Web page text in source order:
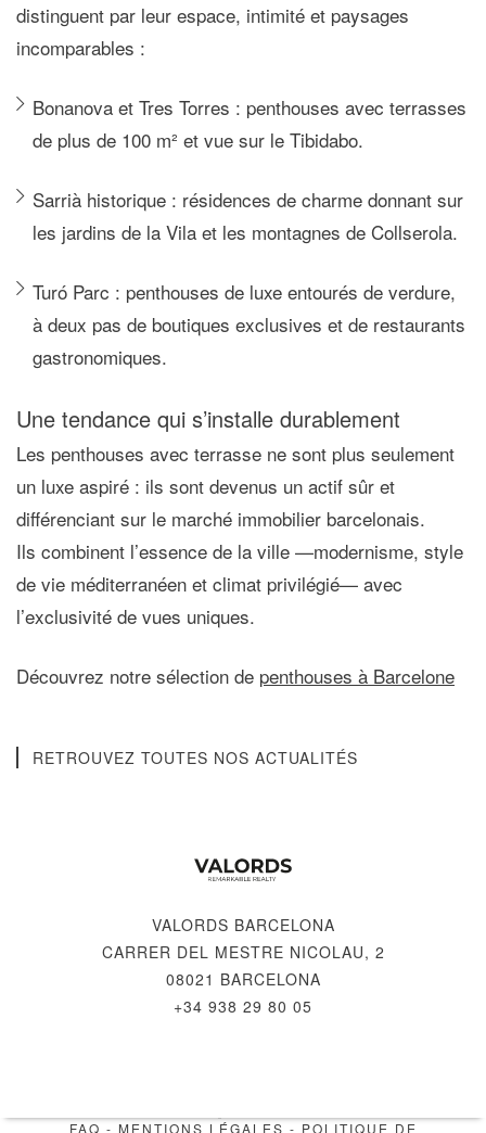
distinguent par leur espace, intimité et paysages
incomparables :
Bonanova et Tres Torres : penthouses avec terrasses
de plus de 100 m² et vue sur le Tibidabo.
Sarrià historique : résidences de charme donnant sur
les jardins de la Vila et les montagnes de Collserola.
Turó Parc : penthouses de luxe entourés de verdure,
à deux pas de boutiques exclusives et de restaurants
gastronomiques.
Une tendance qui s’installe durablement
Les penthouses avec terrasse ne sont plus seulement
un luxe aspiré : ils sont devenus un actif sûr et
différenciant sur le marché immobilier barcelonais.
Ils combinent l’essence de la ville —modernisme, style
de vie méditerranéen et climat privilégié— avec
l’exclusivité de vues uniques.
Découvrez notre sélection de penthouses à Barcelone
RETROUVEZ TOUTES NOS ACTUALITÉS
VALORDS BARCELONA
CARRER DEL MESTRE NICOLAU, 2
08021 BARCELONA
+34 938 29 80 05
FAQ - MENTIONS LÉGALES - POLITIQUE DE